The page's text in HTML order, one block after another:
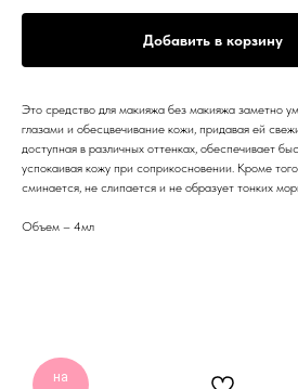
Добавить в корзину
Это средство для макияжа без макияжа заметно
глазами и обесцвечивание кожи, придавая ей
доступная в различных оттенках, обеспечивает
успокаивая кожу при соприкосновении. Кроме
сминается, не слипается и не образует тонких
Объем – 4мл
на